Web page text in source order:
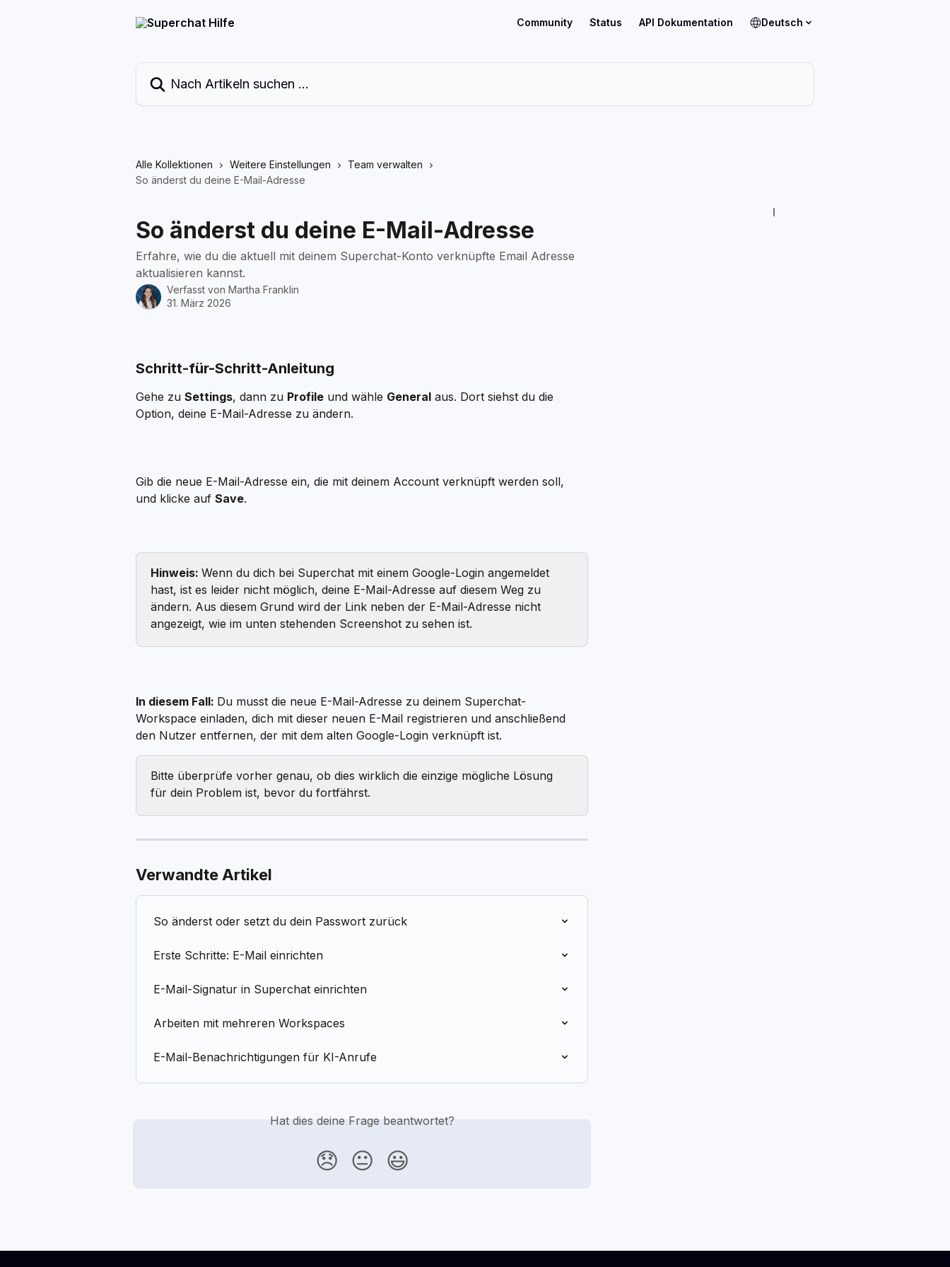
Community Status API Dokumentation Deutsch
Alle Kollektionen Weitere Einstellungen
Team verwalten
So änderst du deine E-Mail-Adresse
So änderst du deine E-Mail-Adresse
Erfahre, wie du die aktuell mit deinem Superchat-Konto verknüpfte Email Adresse
aktualisieren kannst.
Verfasst von Martha Franklin
31. März 2026
Schritt-für-Schritt-Anleitung
Gehe zu Settings, dann zu Profile und wähle General aus. Dort siehst du die
Option, deine E-Mail-Adresse zu ändern.
Gib die neue E-Mail-Adresse ein, die mit deinem Account verknüpft werden soll,
und klicke auf Save.
Hinweis: Wenn du dich bei Superchat mit einem Google-Login angemeldet
hast, ist es leider nicht möglich, deine E-Mail-Adresse auf diesem Weg zu
ändern. Aus diesem Grund wird der Link neben der E-Mail-Adresse nicht
angezeigt, wie im unten stehenden Screenshot zu sehen ist.
In diesem Fall: Du musst die neue E-Mail-Adresse zu deinem Superchat-
Workspace einladen, dich mit dieser neuen E-Mail registrieren und anschließend
den Nutzer entfernen, der mit dem alten Google-Login verknüpft ist.
Bitte überprüfe vorher genau, ob dies wirklich die einzige mögliche Lösung
für dein Problem ist, bevor du fortfährst.
Verwandte Artikel
So änderst oder setzt du dein Passwort zurück
Erste Schritte: E-Mail einrichten
E-Mail-Signatur in Superchat einrichten
Arbeiten mit mehreren Workspaces
E-Mail-Benachrichtigungen für KI-Anrufe
Hat dies deine Frage beantwortet?
😞 😐 😃